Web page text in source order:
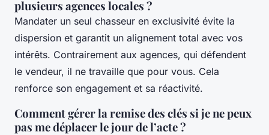
plusieurs agences locales ?
Mandater un seul chasseur en exclusivité évite la
dispersion et garantit un alignement total avec vos
intérêts. Contrairement aux agences, qui défendent
le vendeur, il ne travaille que pour vous. Cela
renforce son engagement et sa réactivité.
Comment gérer la remise des clés si je ne peux
pas me déplacer le jour de l’acte ?